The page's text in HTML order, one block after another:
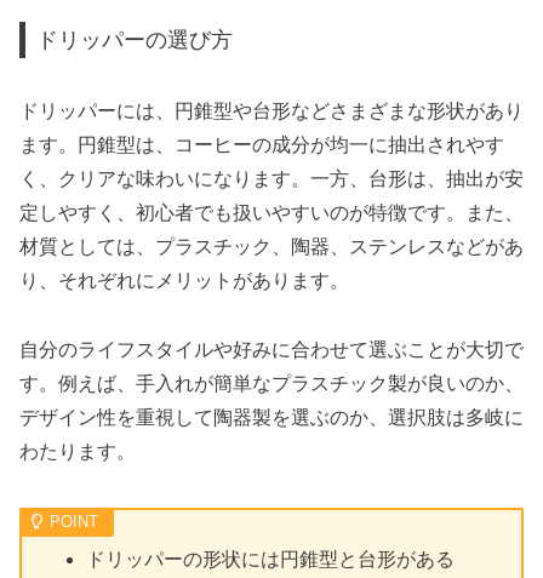
ドリッパーの選び方
ドリッパーには、円錐型や台形などさまざまな形状があり
ます。円錐型は、コーヒーの成分が均一に抽出されやす
く、クリアな味わいになります。一方、台形は、抽出が安
定しやすく、初心者でも扱いやすいのが特徴です。また、
材質としては、プラスチック、陶器、ステンレスなどがあ
り、それぞれにメリットがあります。
自分のライフスタイルや好みに合わせて選ぶことが大切で
す。例えば、手入れが簡単なプラスチック製が良いのか、
デザイン性を重視して陶器製を選ぶのか、選択肢は多岐に
わたります。
ドリッパーの形状には円錐型と台形がある